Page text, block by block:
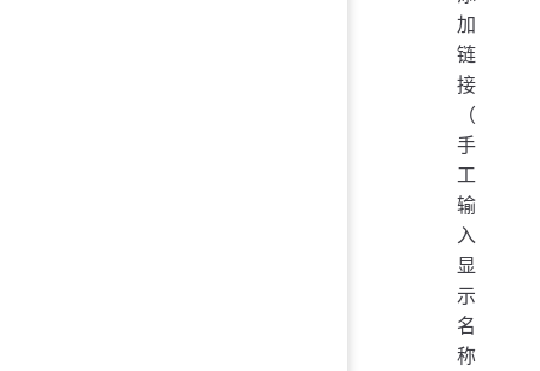
加
链
接
（
手
工
输
入
显
示
名
称